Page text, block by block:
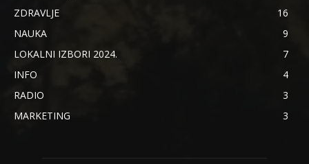
ZDRAVLJE
16
NAUKA
9
LOKALNI IZBORI 2024.
7
INFO
4
RADIO
3
MARKETING
3